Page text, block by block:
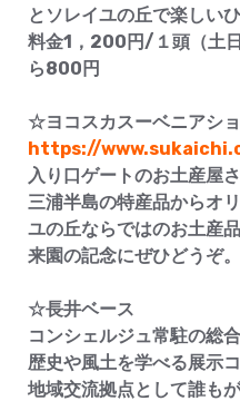
とソレイユの丘で楽しい
料金1，200円/１頭（
ら800円
☆ヨコスカスーベニアシ
https://
入り口ゲートのお土産屋
三浦半島の特産品からオ
ユの丘ならではのお土産
来園の記念にぜひどうぞ。
☆長井ベース
コンシェルジュ常駐の総
歴史や風土を学べる展示コ
地域交流拠点として誰も